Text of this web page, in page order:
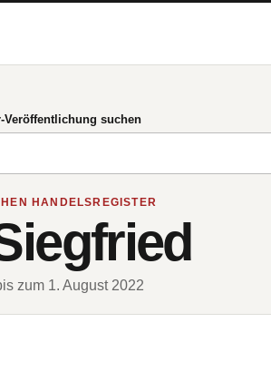
Veröffentlichung suchen
HANDELSREGISTER
zum 1. August 2022